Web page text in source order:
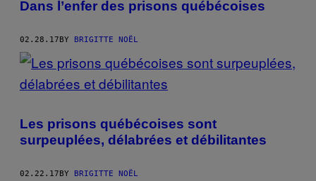
Dans l’enfer des prisons québécoises
02.28.17BY BRIGITTE NOËL
Les prisons québécoises sont
surpeuplées, délabrées et débilitantes
02.22.17BY BRIGITTE NOËL